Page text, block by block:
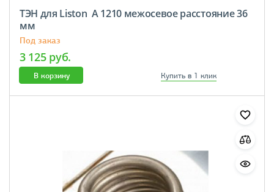
ТЭН для Liston A 1210 межосевое расстояние 36
мм
Под заказ
3 125 руб.
В корзину Купить в 1 клик